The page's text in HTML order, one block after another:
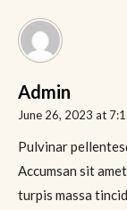
Admin
June 26, 2023 at
Pulvinar
Accumsan sit
turpis massa